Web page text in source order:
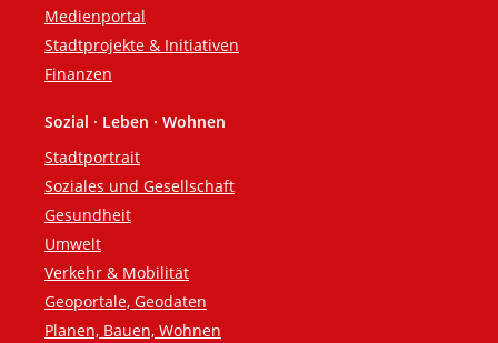
Medienportal
Stadtprojekte & Initiativen
Finanzen
Sozial · Leben · Wohnen
Stadtportrait
Soziales und Gesellschaft
Gesundheit
Umwelt
Verkehr & Mobilität
Geoportale, Geodaten
Planen, Bauen, Wohnen